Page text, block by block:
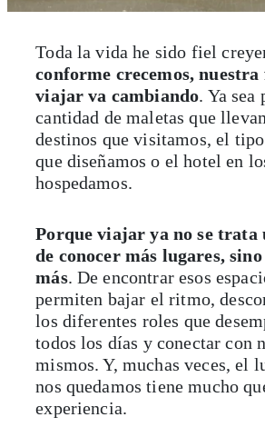
Toda la vida he sido fiel
conforme crecemos,
viajar va cambiando. Ya sea
cantidad de maletas que
destinos que visitamos, el
que diseñamos o el hotel en
hospedamos.
Porque viajar ya no se trata
de conocer más lugares,
más. De encontrar esos
permiten bajar el ritmo,
los diferentes roles que
todos los días y conectar con
mismos. Y, muchas veces, el
nos quedamos tiene mucho
experiencia.